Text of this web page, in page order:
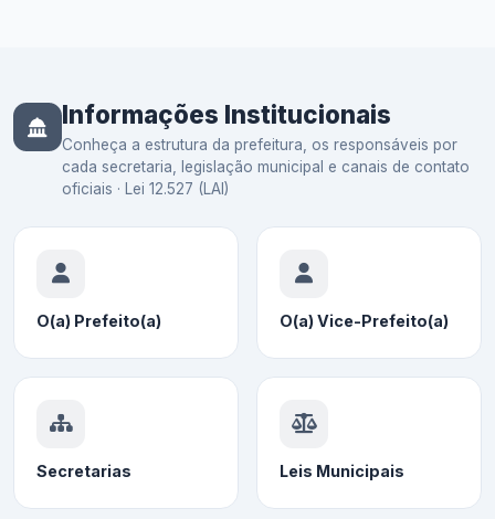
Informações Institucionais
Conheça a estrutura da prefeitura, os responsáveis por
cada secretaria, legislação municipal e canais de contato
oficiais · Lei 12.527 (LAI)
O(a) Prefeito(a) O(a) Vice-Prefeito(a)
Secretarias Leis Municipais